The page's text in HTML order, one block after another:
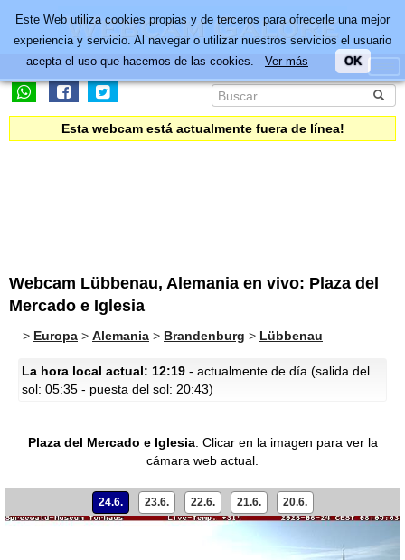
Esta webcam está actualmente fuera de línea!
Webcam Lübbenau, Alemania en vivo: Plaza del
Mercado e Iglesia
> Europa > Alemania > Brandenburg > Lübbenau
La hora local actual: 12:19 - actualmente de día (salida del
sol: 05:35 - puesta del sol: 20:43)
Plaza del Mercado e Iglesia: Clicar en la imagen para ver la
cámara web actual.
24.6. 23.6. 22.6. 21.6. 20.6.
Este Web utiliza cookies propias y de terceros para ofrecerle una mejor
experiencia y servicio. Al navegar o utilizar nuestros servicios el usuario
acepta el uso que hacemos de las cookies. Ver más OK